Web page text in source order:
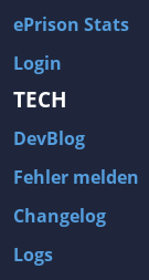
ePrison Stats
Login
TECH
DevBlog
Fehler melden
Changelog
Logs